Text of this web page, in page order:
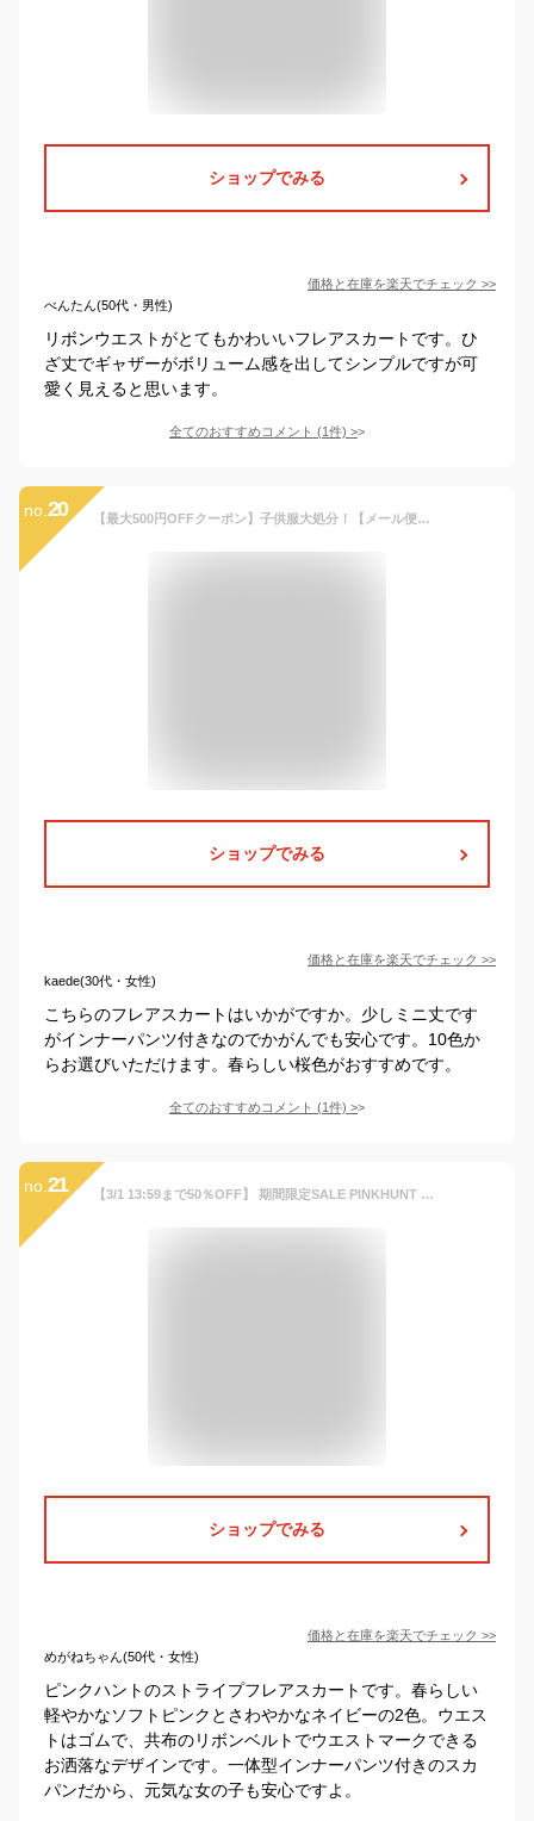
ショップでみる
価格と在庫を楽天でチェック >>
べんたん(50代・男性)
リボンウエストがとてもかわいいフレアスカートです。ひ
ざ丈でギャザーがボリューム感を出してシンプルですが可
愛く見えると思います。
全てのおすすめコメント (1件) >
no. 20 【最大500円OFFクーポン】子供服大処分！【メール便送料無料】 韓国子供服 スカッツ【1分丈】 当店限定 ポケット付き フレアスカート インナーパンツ付き レギンス 春 夏 通園 通学 女の子 ガールズ 90cm 100cm 110cm 120cm 130cm 140cm
ショップでみる
価格と在庫を楽天でチェック >>
kaede(30代・女性)
こちらのフレアスカートはいかがですか。少しミニ丈です
がインナーパンツ付きなのでかがんでも安心です。10色か
らお選びいただけます。春らしい桜色がおすすめです。
全てのおすすめコメント (1件) >
no. 21 【3/1 13:59まで50％OFF】 期間限定SALE PINKHUNT ピンクハント ストライプ フレア スカート 3866K(トップス別売) ベビードール BABYDOLL キッズ ジュニア 女の子 小学生 中学生 PH
ショップでみる
価格と在庫を楽天でチェック >>
めがねちゃん(50代・女性)
ピンクハントのストライプフレアスカートです。春らしい
軽やかなソフトピンクとさわやかなネイビーの2色。ウエス
トはゴムで、共布のリボンベルトでウエストマークできる
お洒落なデザインです。一体型インナーパンツ付きのスカ
パンだから、元気な女の子も安心ですよ。